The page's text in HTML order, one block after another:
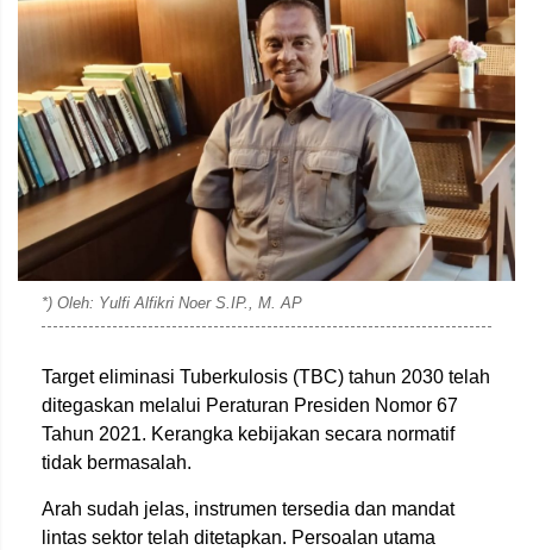
*) Oleh: Yulfi Alfikri Noer S.IP., M. AP
Target eliminasi Tuberkulosis (TBC) tahun 2030 telah
ditegaskan melalui Peraturan Presiden Nomor 67
Tahun 2021. Kerangka kebijakan secara normatif
tidak bermasalah.
Arah sudah jelas, instrumen tersedia dan mandat
lintas sektor telah ditetapkan. Persoalan utama